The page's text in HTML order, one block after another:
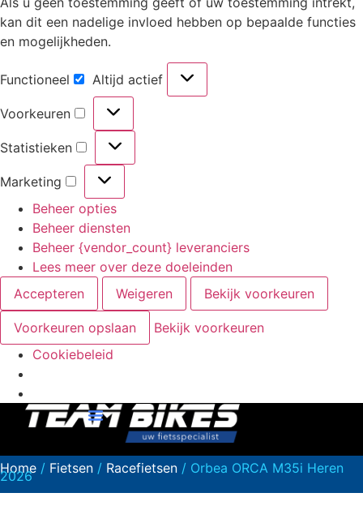
kan dit een nadelige invloed hebben op bepaalde functies
en mogelijkheden.
Functioneel Altijd actief
Voorkeuren
Statistieken
Marketing
Beheer opties
Beheer diensten
Beheer {vendor_count} leveranciers
Lees meer over deze doeleinden
Accepteren
Weigeren Bekijk voorkeuren
Voorkeuren opslaan
Bekijk voorkeuren
Cookiebeleid
Home / Fietsen / Racefietsen / Orbea ORCA M35i Heren
2026